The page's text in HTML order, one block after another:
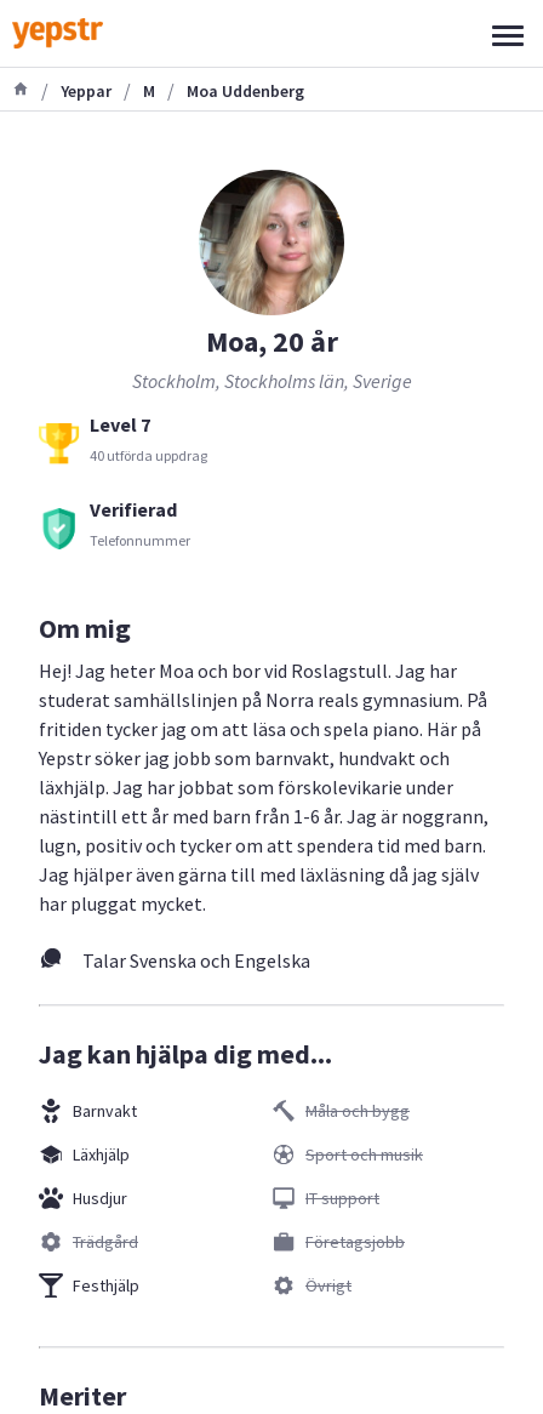
/ Yeppar / M / Moa Uddenberg
Moa, 20 år
Stockholm, Stockholms län, Sverige
Level 7
40 utförda uppdrag
Verifierad
Telefonnummer
Om mig
Hej! Jag heter Moa och bor vid Roslagstull. Jag har
studerat samhällslinjen på Norra reals gymnasium. På
fritiden tycker jag om att läsa och spela piano. Här på
Yepstr söker jag jobb som barnvakt, hundvakt och
läxhjälp. Jag har jobbat som förskolevikarie under
nästintill ett år med barn från 1-6 år. Jag är noggrann,
lugn, positiv och tycker om att spendera tid med barn.
Jag hjälper även gärna till med läxläsning då jag själv
har pluggat mycket.
Talar Svenska och Engelska
Jag kan hjälpa dig med...
Barnvakt
Läxhjälp
Husdjur
Trädgård
Festhjälp
Måla och bygg
Sport och musik
IT support
Företagsjobb
Övrigt
Meriter